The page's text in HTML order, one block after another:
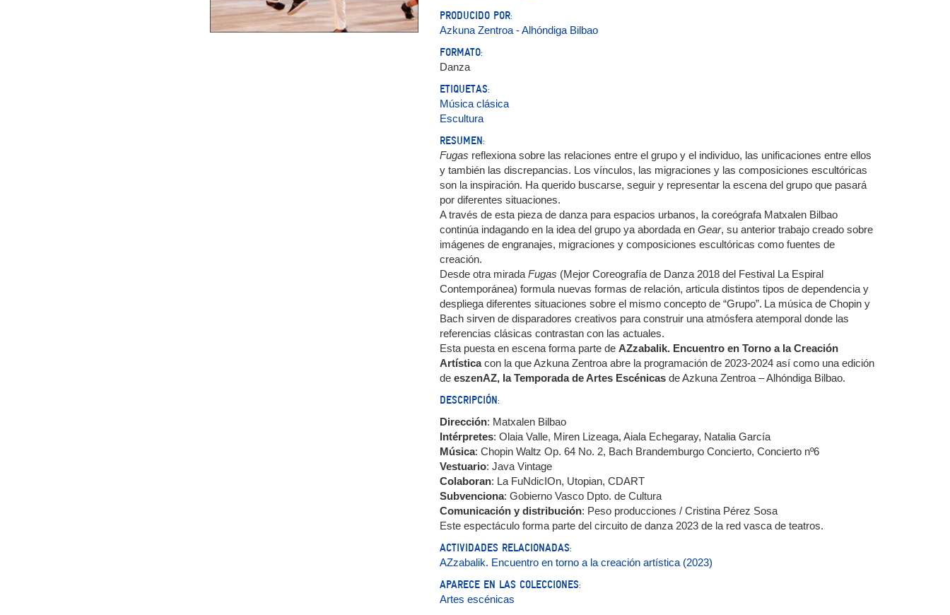
PRODUCIDO POR:
Azkuna Zentroa - Alhóndiga Bilbao
FORMATO:
Danza
ETIQUETAS:
Música clásica
Escultura
RESUMEN:
Fugas reflexiona sobre las relaciones entre el grupo y el individuo, las unificaciones entre ellos
y también las discrepancias. Los vínculos, las migraciones y las composiciones escultóricas
son la inspiración. Ha querido buscarse, seguir y representar la escena del grupo que pasará
por diferentes situaciones.
A través de esta pieza de danza para espacios urbanos, la coreógrafa Matxalen Bilbao
continúa indagando en la idea del grupo ya abordada en Gear, su anterior trabajo creado sobre
imágenes de engranajes, migraciones y composiciones escultóricas como fuentes de
creación.
Desde otra mirada Fugas (Mejor Coreografía de Danza 2018 del Festival La Espiral
Contemporánea) formula nuevas formas de relación, articula distintos tipos de dependencia y
despliega diferentes situaciones sobre el mismo concepto de “Grupo”. La música de Chopin y
Bach sirven de disparadores creativos para construir una atmósfera atemporal donde las
referencias clásicas contrastan con las actuales.
Esta puesta en escena forma parte de AZzabalik. Encuentro en Torno a la Creación
Artísticacon la que Azkuna Zentroa abre la programación de 2023-2024 así como una edición
de eszenAZ, la Temporada de Artes Escénicasde Azkuna Zentroa – Alhóndiga Bilbao.
DESCRIPCIÓN:
Dirección: Matxalen Bilbao
Intérpretes: Olaia Valle, Miren Lizeaga, Aiala Echegaray, Natalia García
Música: Chopin Waltz Op. 64 No. 2, Bach Brandemburgo Concierto, Concierto nº6
Vestuario: Java Vintage
Colaboran: La FuNdicIOn, Utopian, CDART
Subvenciona: Gobierno Vasco Dpto. de Cultura
Comunicación y distribución: Peso producciones / Cristina Pérez Sosa
Este espectáculo forma parte del circuito de danza 2023 de la red vasca de teatros.
ACTIVIDADES RELACIONADAS:
AZzabalik. Encuentro en torno a la creación artística (2023)
APARECE EN LAS COLECCIONES:
Artes escénicas